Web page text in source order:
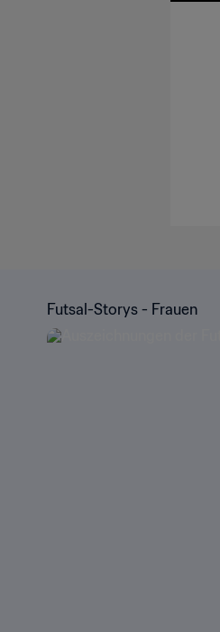
Futsal-Storys - Frauen